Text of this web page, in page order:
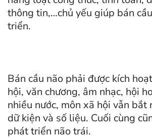
thông tin,…chủ yếu giúp bán
triển.
Bán cầu não phải được kích
hội, văn chương, âm nhạc, hội
nhiều nước, môn xã hội vẫn bắt
dữ kiện và số liệu. Cuối cùng
phát triển não trái.